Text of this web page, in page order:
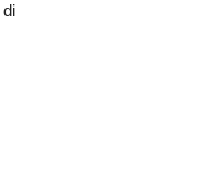
di